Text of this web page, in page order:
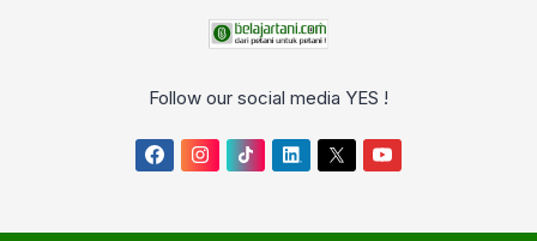
Follow our social media YES !